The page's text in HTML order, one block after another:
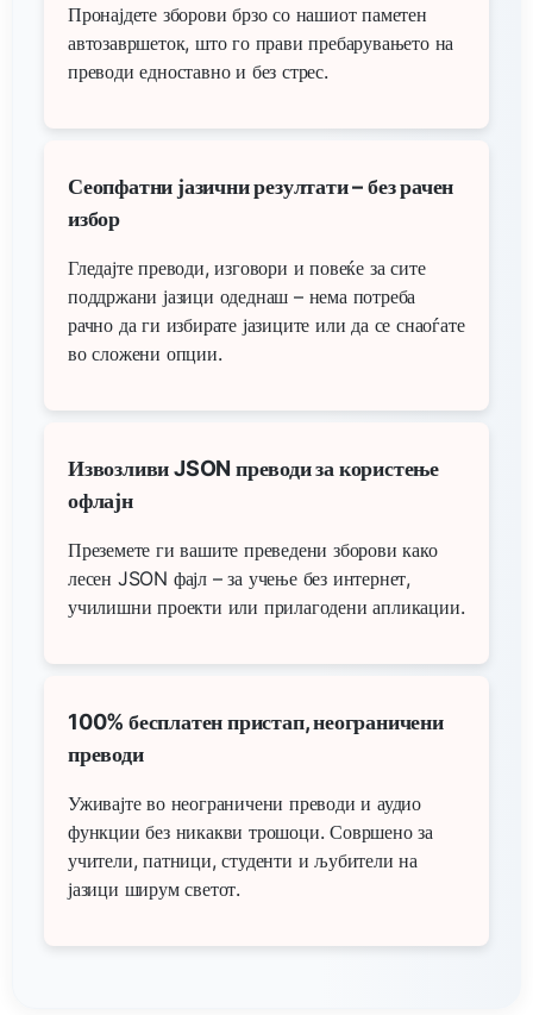
Пронајдете зборови брзо со нашиот паметен
автозавршеток, што го прави пребарувањето на
преводи едноставно и без стрес.
Сеопфатни јазични резултати – без рачен
избор
Гледајте преводи, изговори и повеќе за сите
поддржани јазици одеднаш – нема потреба
рачно да ги избирате јазиците или да се снаоѓате
во сложени опции.
Извозливи JSON преводи за користење
офлајн
Преземете ги вашите преведени зборови како
лесен JSON фајл – за учење без интернет,
училишни проекти или прилагодени апликации.
100% бесплатен пристап, неограничени
преводи
Уживајте во неограничени преводи и аудио
функции без никакви трошоци. Совршено за
учители, патници, студенти и љубители на
јазици ширум светот.